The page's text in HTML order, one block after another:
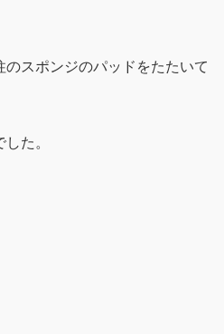
スポンジのパッドをたたいて
た。